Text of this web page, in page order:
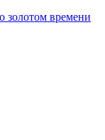
золотом времени